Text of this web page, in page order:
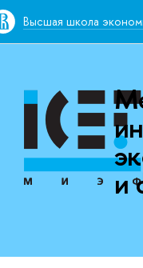
Высшая школа
и